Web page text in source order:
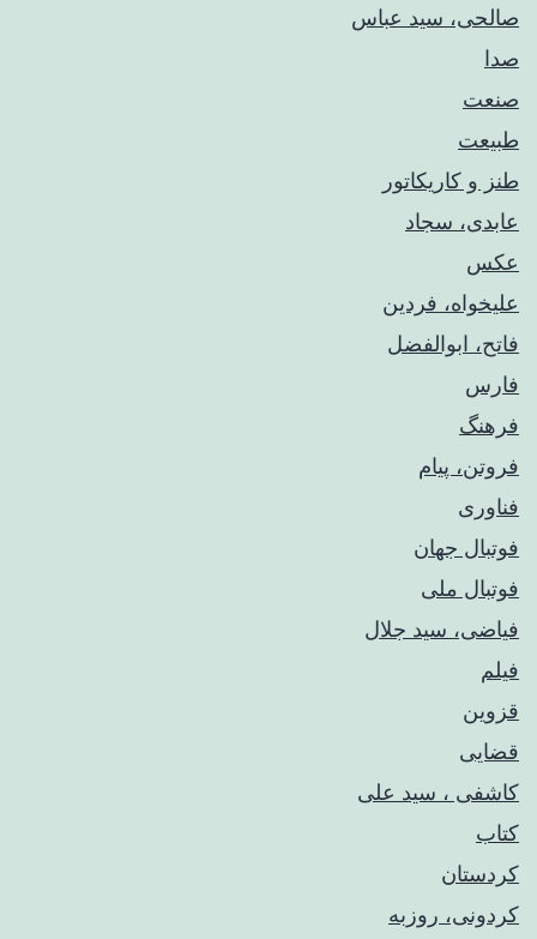
صالحی، سید عباس
صدا
صنعت
طبیعت
طنز و کاریکاتور
عابدی، سجاد
عکس
علیخواه، فردین
فاتح، ابوالفضل
فارس
فرهنگ
فروتن، پیام
فناوری
فوتبال جهان
فوتبال ملی
فیاضی، سید جلال
فیلم
قزوین
قضایی
کاشفی ، سید علی
کتاب
کردستان
کردونی، روزبه